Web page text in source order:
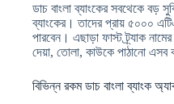
ডাচ বাংলা ব্যাংকের সবথেকে বড়
ব্যাংকের। তাদের প্রায় ৫০০০
পারবেন। এছাড়া ফাস্ট ট্র্যাক
দেয়া, তোলা, কাউকে পাঠানো
বিভিন্ন রকম ডাচ বাংলা ব্যাংক